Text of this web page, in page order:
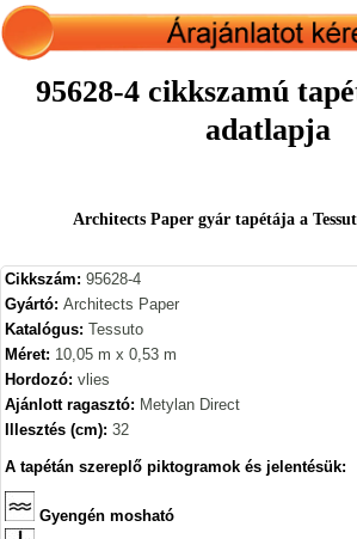
95628-4 cikkszamú
adatlapja
Architects Paper gyár tapétája a
Cikkszám: 95628-4
Gyártó: Architects Paper
Katalógus: Tessuto
Méret: 10,05 m x 0,53 m
Hordozó: vlies
Ajánlott ragasztó: Metylan Direct
Illesztés (cm): 32
A tapétán szereplő piktogramok és jelentésük:
Gyengén mosható